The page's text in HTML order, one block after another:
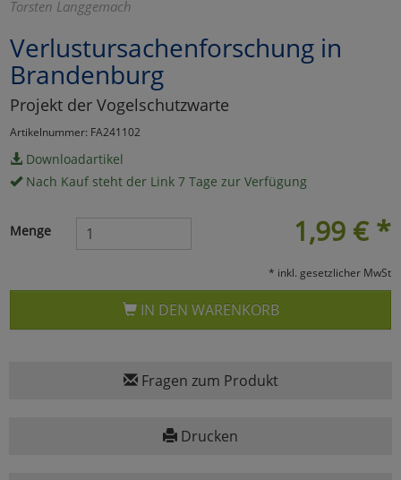
Torsten Langgemach
Verlustursachenforschung in
Brandenburg
Projekt der Vogelschutzwarte
Artikelnummer: FA241102
Downloadartikel
Nach Kauf steht der Link 7 Tage zur Verfügung
1,99 € *
Menge
* inkl. gesetzlicher MwSt
IN DEN WARENKORB
Fragen zum Produkt
Drucken
Umfragetools
Cookies
Einstellungen speichern
zu Haupptseite